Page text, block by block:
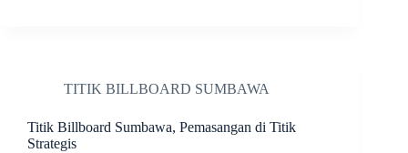
TITIK BILLBOARD SUMBAWA
Titik Billboard Sumbawa, Pemasangan di Titik
Strategis